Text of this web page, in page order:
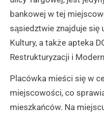
bankowej w tej
sąsiedztwie znajduje się
Kultury, a także apteka
Restrukturyzacji i
Placówka mieści się w
miejscowości, co
mieszkańców. Na